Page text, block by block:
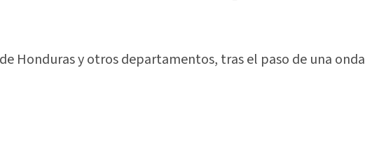
Honduras y otros departamentos, tras el paso de una onda